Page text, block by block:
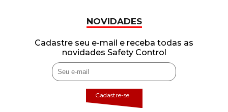
NOVIDADES
Cadastre seu e-mail e receba todas as
novidades Safety Control
Cadastre-se